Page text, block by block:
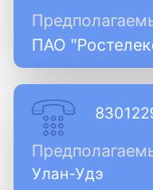
ПАО
Улан-Удэ